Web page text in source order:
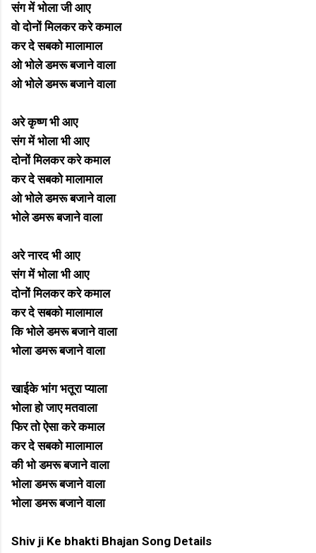
संग में भोला जी आए
वो दोनों मिलकर करे कमाल
कर दे सबको मालामाल
ओ भोले डमरू बजाने वाला
ओ भोले डमरू बजाने वाला
अरे कृष्ण भी आए
संग में भोला भी आए
दोनों मिलकर करे कमाल
कर दे सबको मालामाल
ओ भोले डमरू बजाने वाला
भोले डमरू बजाने वाला
अरे नारद भी आए
संग में भोला भी आए
दोनों मिलकर करे कमाल
कर दे सबको मालामाल
कि भोले डमरू बजाने वाला
भोला डमरू बजाने वाला
खाईके भांग भतूरा प्याला
भोला हो जाए मतवाला
फिर तो ऐसा करे कमाल
कर दे सबको मालामाल
की भो डमरू बजाने वाला
भोला डमरू बजाने वाला
भोला डमरू बजाने वाला
Shiv ji Ke bhakti Bhajan Song Details